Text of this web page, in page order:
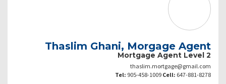
Thaslim Ghani, Morgage Agent
Mortgage Agent Level 2
thaslim.mortgage@gmail.com
Tel: 905-458-1009 Cell: 647-881-8278